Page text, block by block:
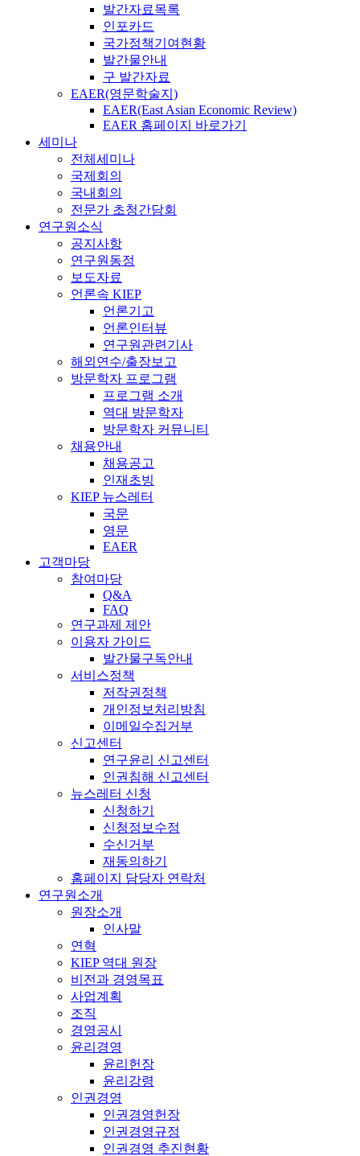
발간자료목록
인포카드
국가정책기여현황
발간물안내
구 발간자료
EAER(영문학술지)
EAER(East Asian Economic Review)
EAER 홈페이지 바로가기
세미나
전체세미나
국제회의
국내회의
전문가 초청간담회
연구원소식
공지사항
연구원동정
보도자료
언론속 KIEP
언론기고
언론인터뷰
연구원관련기사
해외연수/출장보고
방문학자 프로그램
프로그램 소개
역대 방문학자
방문학자 커뮤니티
채용안내
채용공고
인재초빙
KIEP 뉴스레터
국문
영문
EAER
고객마당
참여마당
Q&A
FAQ
연구과제 제안
이용자 가이드
발간물구독안내
서비스정책
저작권정책
개인정보처리방침
이메일수집거부
신고센터
연구윤리 신고센터
인권침해 신고센터
뉴스레터 신청
신청하기
신청정보수정
수신거부
재동의하기
홈페이지 담당자 연락처
연구원소개
원장소개
인사말
연혁
KIEP 역대 원장
비전과 경영목표
사업계획
조직
경영공시
윤리경영
윤리헌장
윤리강령
인권경영
인권경영헌장
인권경영규정
인권경영 추진현황